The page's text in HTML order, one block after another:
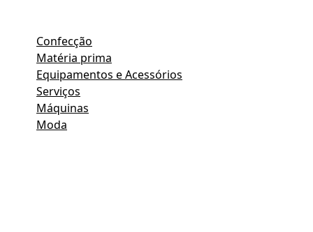
Confecção
Matéria prima
Equipamentos e Acessórios
Serviços
Máquinas
Moda